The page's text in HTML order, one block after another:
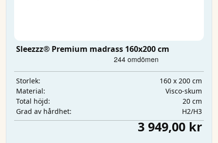
Sleezzz® Premium madrass 160x200 cm
Storlek:
160 x 200 cm
Material:
Visco-skum
Total höjd:
20 cm
Grad av hårdhet:
H2/H3
3 949,00 kr